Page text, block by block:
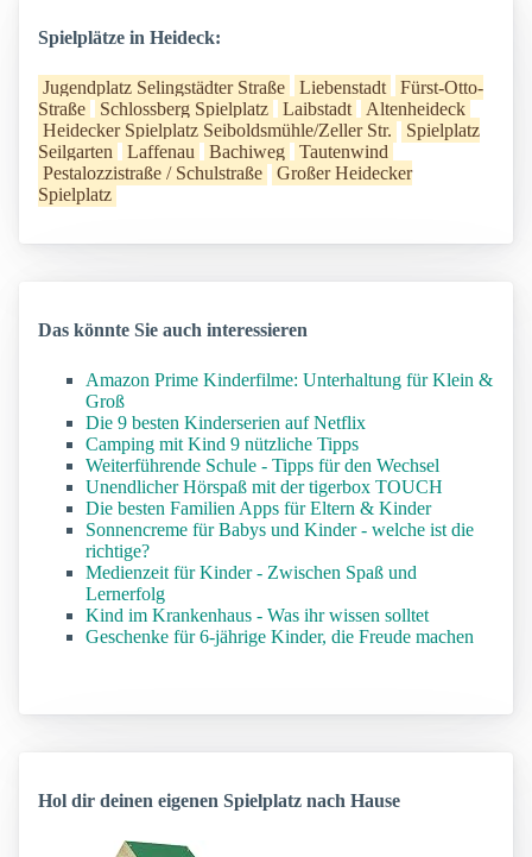
Spielplätze in Heideck:
Jugendplatz Selingstädter Straße Liebenstadt
Fürst-Otto-
Straße
Schlossberg Spielplatz Laibstadt
Altenheideck
Heidecker Spielplatz Seiboldsmühle/Zeller Str.
Spielplatz
Seilgarten
Laffenau Bachiweg
Tautenwind
Pestalozzistraße / Schulstraße
Großer Heidecker
Spielplatz
Das könnte Sie auch interessieren
Amazon Prime Kinderfilme: Unterhaltung für Klein &
Groß
Die 9 besten Kinderserien auf Netflix
Camping mit Kind 9 nützliche Tipps
Weiterführende Schule - Tipps für den Wechsel
Unendlicher Hörspaß mit der tigerbox TOUCH
Die besten Familien Apps für Eltern & Kinder
Sonnencreme für Babys und Kinder - welche ist die
richtige?
Medienzeit für Kinder - Zwischen Spaß und
Lernerfolg
Kind im Krankenhaus - Was ihr wissen solltet
Geschenke für 6-jährige Kinder, die Freude machen
Hol dir deinen eigenen Spielplatz nach Hause